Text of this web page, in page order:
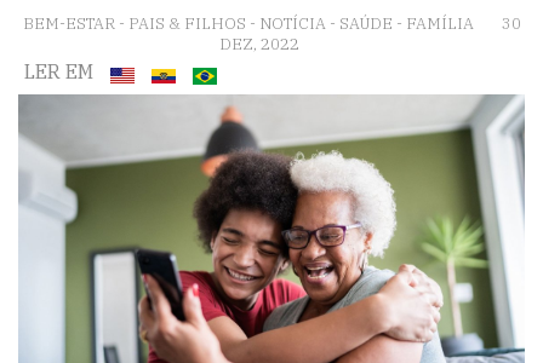
BEM-ESTAR - PAIS & FILHOS - NOTÍCIA - SAÚDE - FAMÍLIA
30
DEZ, 2022
LER EM